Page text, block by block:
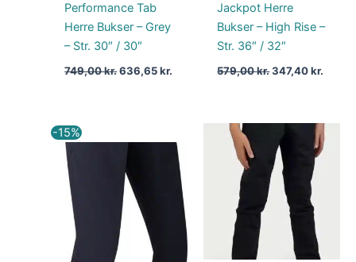
Performance Tab
Herre Bukser – Grey
– Str. 30″ / 30″
749,00kr.636,65kr.
Jackpot Herre
Bukser – High Rise –
Str. 36″ / 32″
579,00kr.347,40kr.
-15%
oprindelige
pris
799,00 kr..
aktuelle
pris
er:
679,15 kr..